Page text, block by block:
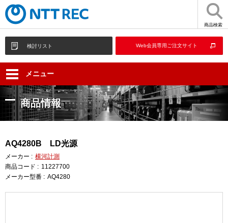
商品検索
検討リスト Web会員専用ご注文サイト
メニュー
商品情報
AQ4280B LD光源
メーカー : 横河計測
商品コード : 11227700
メーカー型番 : AQ4280